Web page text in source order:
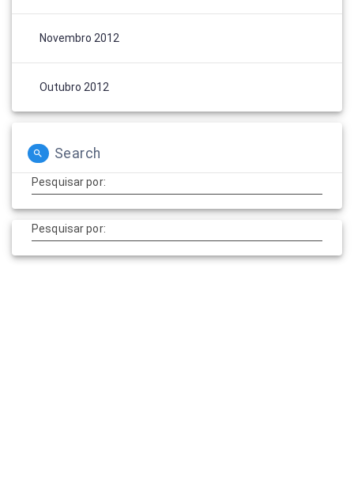
Novembro 2012
Outubro 2012
Search
Pesquisar por:
Pesquisar por: